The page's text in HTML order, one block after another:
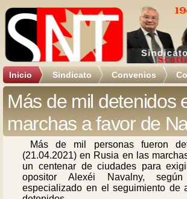
Inicio Sindicato Convenios
Más de mil detenidos
marchas a favor de
Más de mil personas fueron
(21.04.2021) en Rusia en las
un centenar de ciudades para
opositor Alexéi Navalny,
especializado en el seguimiento de